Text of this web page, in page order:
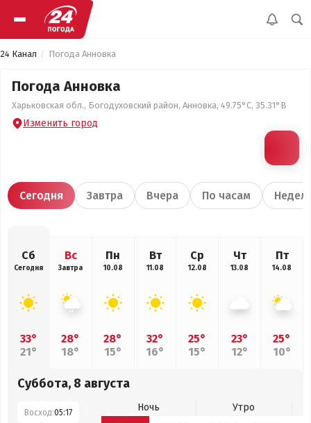
24 Канал Погода Анновка
Погода Анновка
Харьковская обл., Богодуховский район, Анновка, 49.75°С, 35.31°В
Изменить город
Сегодня Завтра Вчера По часам
Сб
Сегодня
33°
21°
Вс
Завтра
28°
18°
Пн
10.08
28°
15°
Вт
11.08
32°
16°
Ср
12.08
25°
15°
Чт
13.08
23°
12°
Пт
14.08
25°
10°
Суббота, 8 августа
Восход:05:17 Ночь
Утро